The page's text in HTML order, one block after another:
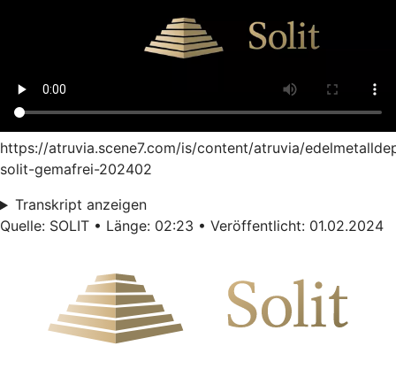
https://atruvia.scene7.com/is/content/atruvia/
solit-gemafrei-202402
Transkript anzeigen
Quelle: SOLIT • Länge: 02:23 • Veröffentlicht: 01.02.2024